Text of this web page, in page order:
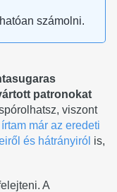
számolni.
patronokat
viszont
írtam már az eredeti
és hátrányiról is,
A